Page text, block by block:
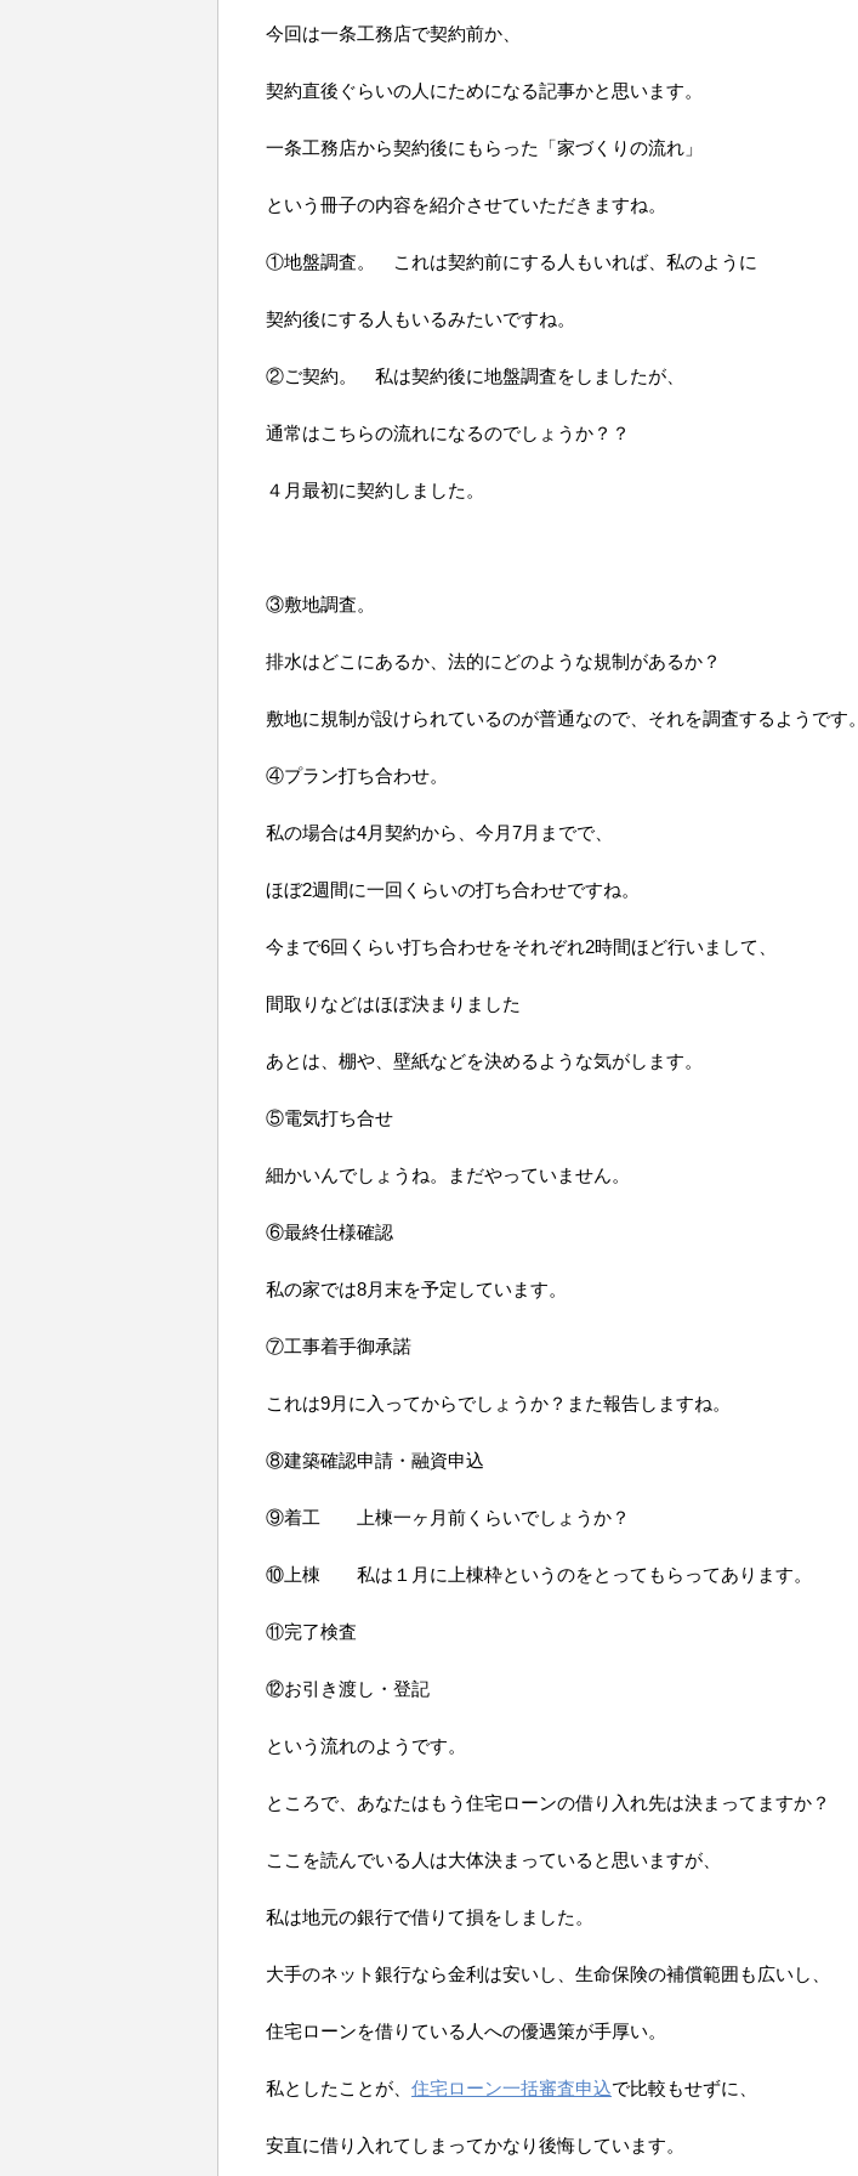
今回は一条工務店で契約前か、
契約直後ぐらいの人にためになる記事かと思います。
一条工務店から契約後にもらった「家づくりの流れ」
という冊子の内容を紹介させていただきますね。
①地盤調査。 これは契約前にする人もいれば、私のように
契約後にする人もいるみたいですね。
②ご契約。 私は契約後に地盤調査をしましたが、
通常はこちらの流れになるのでしょうか？？
４月最初に契約しました。
③敷地調査。
排水はどこにあるか、法的にどのような規制があるか？
敷地に規制が設けられているのが普通なので、それを調査するようです。
④プラン打ち合わせ。
私の場合は4月契約から、今月7月までで、
ほぼ2週間に一回くらいの打ち合わせですね。
今まで6回くらい打ち合わせをそれぞれ2時間ほど行いまして、
間取りなどはほぼ決まりました
あとは、棚や、壁紙などを決めるような気がします。
⑤電気打ち合せ
細かいんでしょうね。まだやっていません。
⑥最終仕様確認
私の家では8月末を予定しています。
⑦工事着手御承諾
これは9月に入ってからでしょうか？また報告しますね。
⑧建築確認申請・融資申込
⑨着工 上棟一ヶ月前くらいでしょうか？
⑩上棟 私は１月に上棟枠というのをとってもらってあります。
⑪完了検査
⑫お引き渡し・登記
という流れのようです。
ところで、あなたはもう住宅ローンの借り入れ先は決まってますか？
ここを読んでいる人は大体決まっていると思いますが、
私は地元の銀行で借りて損をしました。
大手のネット銀行なら金利は安いし、生命保険の補償範囲も広いし、
住宅ローンを借りている人への優遇策が手厚い。
私としたことが、 住宅ローン一括審査申込で比較もせずに、
安直に借り入れてしまってかなり後悔しています。